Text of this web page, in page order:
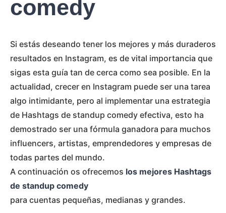
comedy
Si estás deseando tener los mejores y más duraderos
resultados en Instagram, es de vital importancia que
sigas esta guía tan de cerca como sea posible. En la
actualidad, crecer en Instagram puede ser una tarea
algo intimidante, pero al implementar una estrategia
de Hashtags de standup comedy efectiva, esto ha
demostrado ser una fórmula ganadora para muchos
influencers, artistas, emprendedores y empresas de
todas partes del mundo.
A continuación os ofrecemos los mejores Hashtags
de standup comedy
para cuentas pequeñas, medianas y grandes.